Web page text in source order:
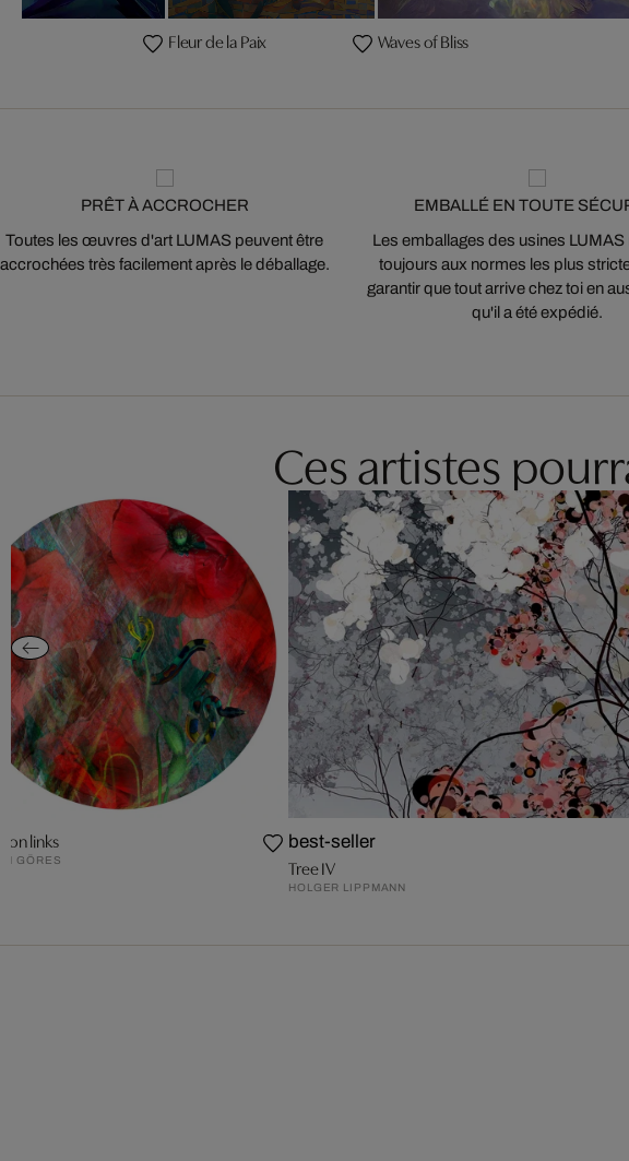
Fleur de la Paix Waves of Bliss
PRÊT À ACCROCHER
Toutes les œuvres d'art LUMAS peuvent être
accrochées très facilement après le déballage.
EMBALLÉ EN TOUTE
Les emballages des usines
toujours aux normes les plus
garantir que tout arrive chez toi en
qu'il a été expédié.
Ces artistes
links
GÖRES
best-seller
Tree IV
HOLGER LIPPMANN